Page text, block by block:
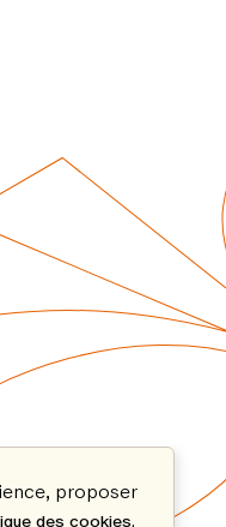
proposer
des cookies.